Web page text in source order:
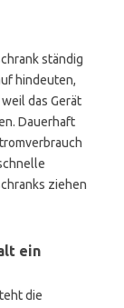
ständig
hindeuten,
das Gerät
Dauerhaft
ziehen
ein
die